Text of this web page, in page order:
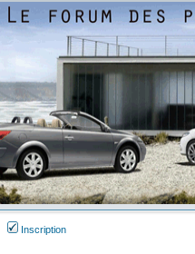
Inscription